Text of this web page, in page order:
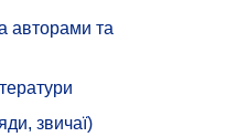
авторами та
звичаї)